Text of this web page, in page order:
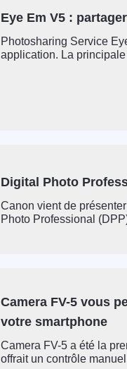
Eye Em V5 :
Photosharing Service
application. La
Digital Photo
Canon vient de
Photo Professional
Camera FV-5 vous
votre smartphone
Camera FV-5 a été la
offrait un contrôle